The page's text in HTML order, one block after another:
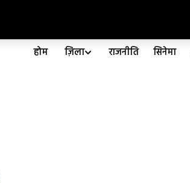
होम ज़िला राजनीति सिनेमा